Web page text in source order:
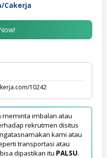
Cakerja
10242
meminta imbalan atau
rekrutmen disitus
kami atau
transportasi atau
dipastikan itu PALSU.